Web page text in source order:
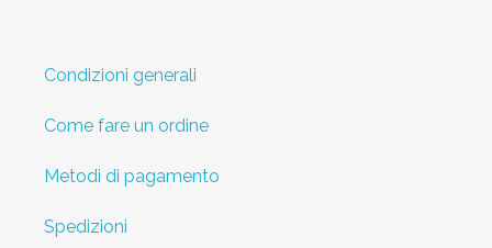
Condizioni generali
Come fare un ordine
Metodi di pagamento
Spedizioni